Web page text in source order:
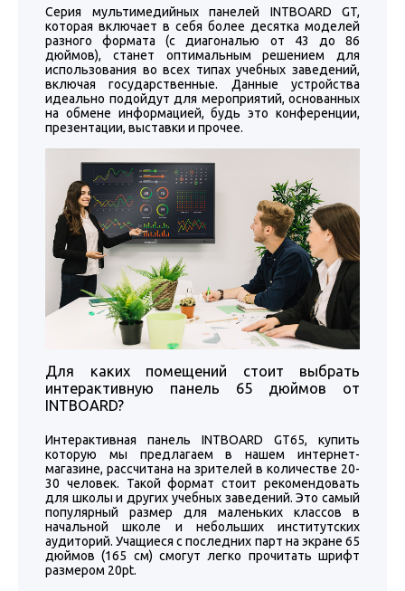
Серия мультимедийных панелей INTBOARD GT,
которая включает в себя более десятка моделей
разного формата (с диагональю от 43 до 86
дюймов), станет оптимальным решением для
использования во всех типах учебных заведений,
включая государственные. Данные устройства
идеально подойдут для мероприятий, основанных
на обмене информацией, будь это конференции,
презентации, выставки и прочее.
Для каких помещений стоит выбрать
интерактивную панель 65 дюймов от
INTBOARD?
Интерактивная панель INTBOARD GT65, купить
которую мы предлагаем в нашем интернет-
магазине, рассчитана на зрителей в количестве 20-
30 человек. Такой формат стоит рекомендовать
для школы и других учебных заведений. Это самый
популярный размер для маленьких классов в
начальной школе и небольших институтских
аудиторий. Учащиеся с последних парт на экране 65
дюймов (165 см) смогут легко прочитать шрифт
размером 20pt.